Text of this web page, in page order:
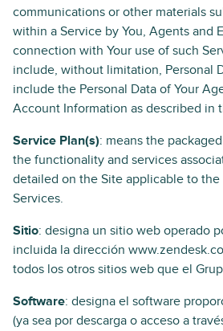
communications or other materials
within a Service by You, Agents and
connection with Your use of such
include, without limitation, Personal
include the Personal Data of Your
Account Information as described in
Service Plan(s): means the
the functionality and services
detailed on the Site applicable to the
Services.
Sitio: designa un sitio web operado
incluida la dirección
todos los otros sitios web que el
Software: designa el software
(ya sea por descarga o acceso a